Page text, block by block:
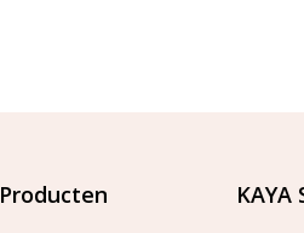
Producten KAYA